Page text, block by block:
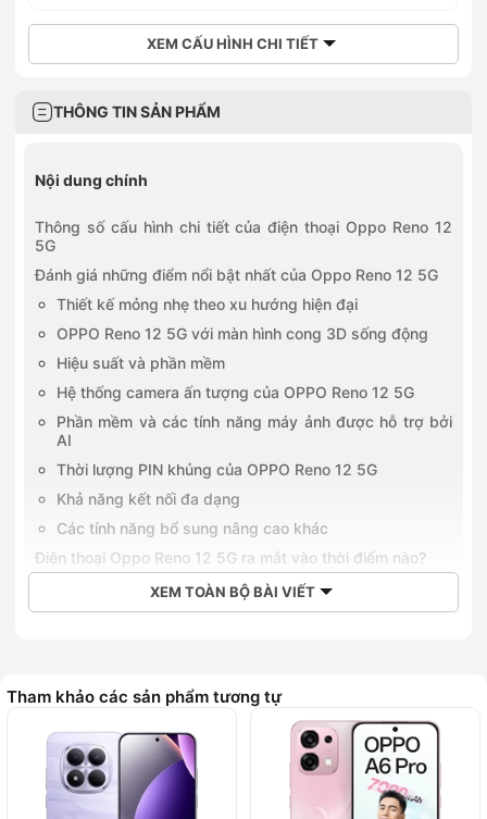
XEM CẤU HÌNH CHI TIẾT
THÔNG TIN SẢN PHẨM
Nội dung chính
Thông số cấu hình chi tiết của điện thoại Oppo Reno 12
5G
Đánh giá những điểm nổi bật nhất của Oppo Reno 12 5G
Thiết kế mỏng nhẹ theo xu hướng hiện đại
OPPO Reno 12 5G với màn hình cong 3D sống động
Hiệu suất và phần mềm
Hệ thống camera ấn tượng của OPPO Reno 12 5G
Phần mềm và các tính năng máy ảnh được hỗ trợ bởi
AI
Thời lượng PIN khủng của OPPO Reno 12 5G
Khả năng kết nối đa dạng
Các tính năng bổ sung nâng cao khác
Điện thoại Oppo Reno 12 5G ra mắt vào thời điểm nào?
Tham khảo giá bán của Oppo Reno 12 5G
So sánh Oppo Reno 12 5G với Oppo Reno 12 Pro 5G
5G
Mua Oppo Reno 12 5G chính hãng tại Hoàng Hà Mobile
XEM TOÀN BỘ BÀI VIẾT
Tham khảo các sản phẩm tương tự